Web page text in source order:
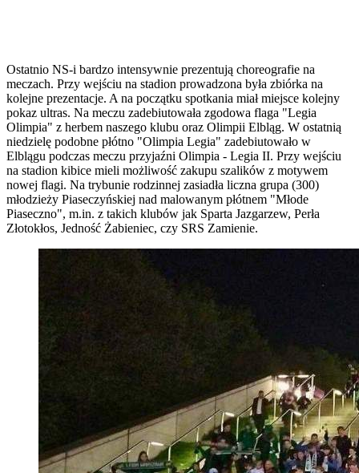
Ostatnio NS-i bardzo intensywnie prezentują choreografie na
meczach. Przy wejściu na stadion prowadzona była zbiórka na
kolejne prezentacje. A na początku spotkania miał miejsce kolejny
pokaz ultras. Na meczu zadebiutowała zgodowa flaga "Legia
Olimpia" z herbem naszego klubu oraz Olimpii Elbląg. W ostatnią
niedzielę podobne płótno "Olimpia Legia" zadebiutowało w
Elblągu podczas meczu przyjaźni Olimpia - Legia II. Przy wejściu
na stadion kibice mieli możliwość zakupu szalików z motywem
nowej flagi. Na trybunie rodzinnej zasiadła liczna grupa (300)
młodzieży Piaseczyńskiej nad malowanym płótnem "Młode
Piaseczno", m.in. z takich klubów jak Sparta Jazgarzew, Perła
Złotokłos, Jedność Żabieniec, czy SRS Zamienie.